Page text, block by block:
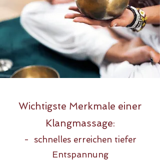
Wichtigste Merkmale einer
Klangmassage:
- schnelles erreichen tiefer
Entspannung